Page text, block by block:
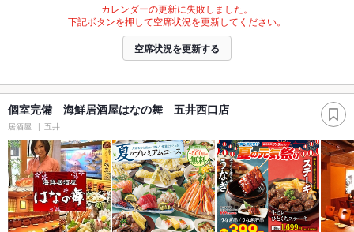
カレンダーの更新に失敗しました。
下記ボタンを押して空席状況を更新してください。
空席状況を更新する
個室完備 海鮮居酒屋はなの舞 五井西口店
居酒屋 五井